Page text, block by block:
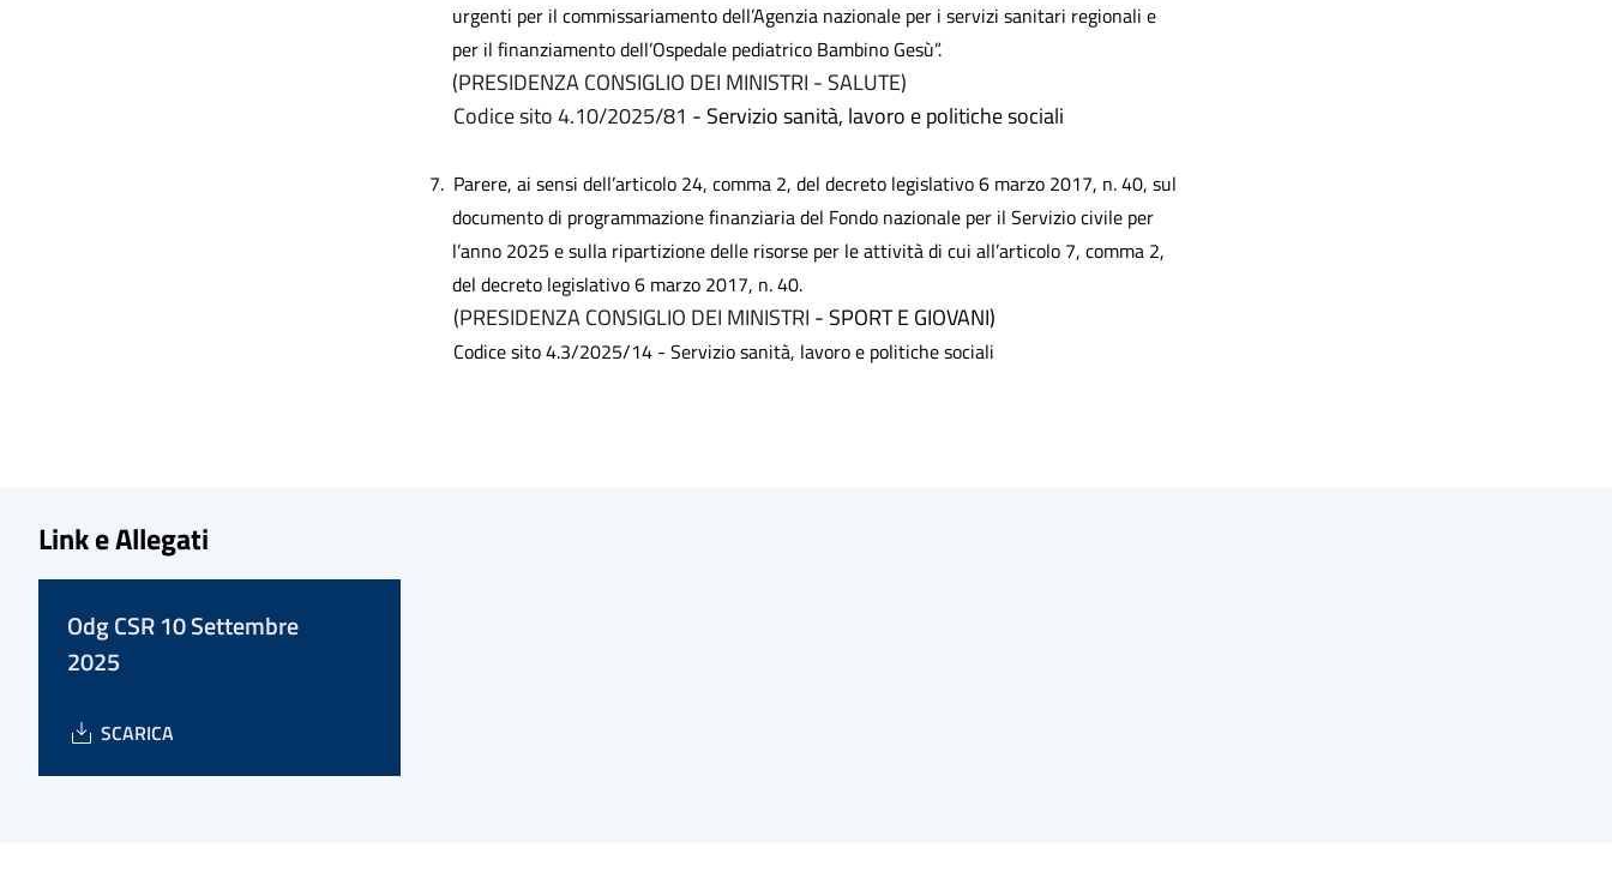
urgenti per il commissariamento dell’Agenzia nazionale per i servizi sanitari regionali e
per il finanziamento dell’Ospedale pediatrico Bambino Gesù”.
(PRESIDENZA CONSIGLIO DEI MINISTRI - SALUTE)
Codice sito 4.10/2025/81 - Servizio sanità, lavoro e politiche sociali
7. Parere, ai sensi dell’articolo 24, comma 2, del decreto legislativo 6 marzo 2017, n. 40, sul
documento di programmazione finanziaria del Fondo nazionale per il Servizio civile per
l’anno 2025 e sulla ripartizione delle risorse per le attività di cui all’articolo 7, comma 2,
del decreto legislativo 6 marzo 2017, n. 40.
(PRESIDENZA CONSIGLIO DEI MINISTRI - SPORT E GIOVANI)
Codice sito 4.3/2025/14 - Servizio sanità, lavoro e politiche sociali
Link e Allegati
Odg CSR 10 Settembre
2025
SCARICA